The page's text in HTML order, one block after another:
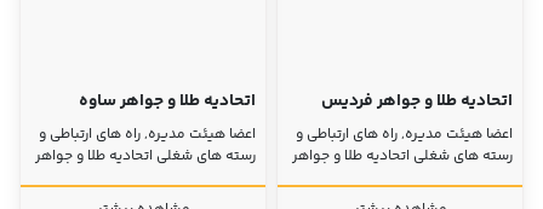
اتحادیه طلا و جواهر فردیس
اعضا هیئت مدیره, راه های ارتباطی و
رسته های شغلی اتحادیه طلا و جواهر
اتحادیه طلا و جواهر ساوه
اعضا هیئت مدیره, راه های ارتباطی و
رسته های شغلی اتحادیه طلا و جواهر